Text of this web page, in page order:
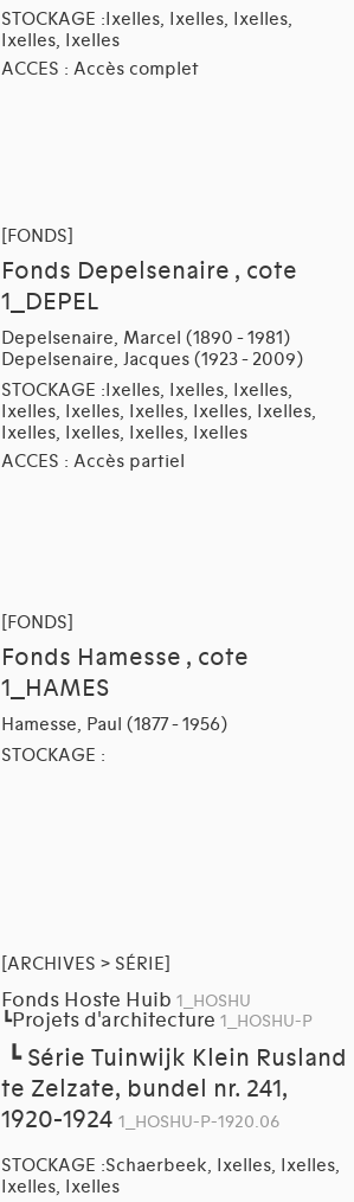
STOCKAGE :Ixelles, Ixelles, Ixelles,
Ixelles, Ixelles
ACCES : Accès complet
[FONDS]
Fonds Depelsenaire , cote
1_DEPEL
Depelsenaire, Marcel (1890 - 1981)
Depelsenaire, Jacques (1923 - 2009)
STOCKAGE :Ixelles, Ixelles, Ixelles,
Ixelles, Ixelles, Ixelles, Ixelles, Ixelles,
Ixelles, Ixelles, Ixelles, Ixelles
ACCES : Accès partiel
[FONDS]
Fonds Hamesse , cote
1_HAMES
Hamesse, Paul (1877 - 1956)
STOCKAGE :
[ARCHIVES > SÉRIE]
Fonds Hoste Huib 1_HOSHU
┗Projets d'architecture 1_HOSHU-P
┗ Série Tuinwijk Klein Rusland
te Zelzate, bundel nr. 241,
1920-1924 1_HOSHU-P-1920.06
STOCKAGE :Schaerbeek, Ixelles, Ixelles,
Ixelles, Ixelles